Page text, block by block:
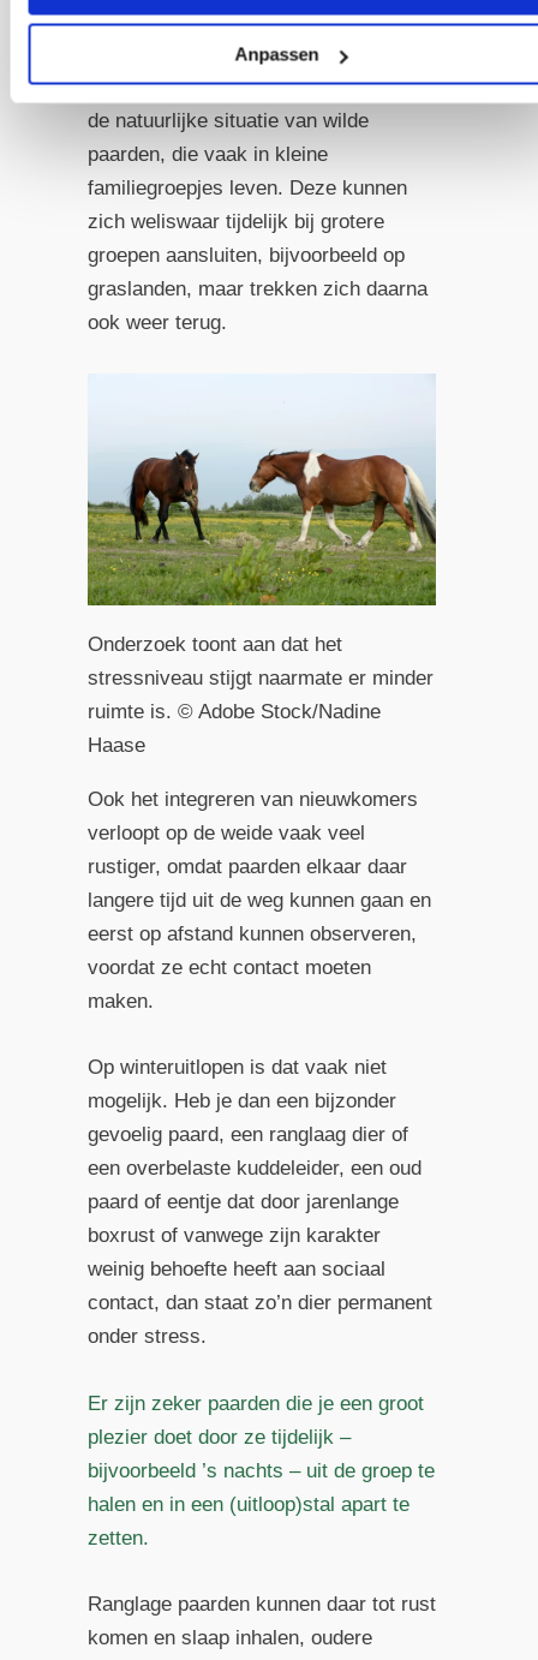
Anpassen
liever alleen, op zichtafstand van de
anderen. Zulke kleinschalige
verbanden komen meer overeen met
de natuurlijke situatie van wilde
paarden, die vaak in kleine
familiegroepjes leven. Deze kunnen
zich weliswaar tijdelijk bij grotere
groepen aansluiten, bijvoorbeeld op
graslanden, maar trekken zich daarna
ook weer terug.
Onderzoek toont aan dat het
stressniveau stijgt naarmate er minder
ruimte is. © Adobe Stock/Nadine
Haase
Ook het integreren van nieuwkomers
verloopt op de weide vaak veel
rustiger, omdat paarden elkaar daar
langere tijd uit de weg kunnen gaan en
eerst op afstand kunnen observeren,
voordat ze echt contact moeten
maken.
Op winteruitlopen is dat vaak niet
mogelijk. Heb je dan een bijzonder
gevoelig paard, een ranglaag dier of
een overbelaste kuddeleider, een oud
paard of eentje dat door jarenlange
boxrust of vanwege zijn karakter
weinig behoefte heeft aan sociaal
contact, dan staat zo’n dier permanent
onder stress.
Er zijn zeker paarden die je een groot
plezier doet door ze tijdelijk –
bijvoorbeeld ’s nachts – uit de groep te
halen en in een (uitloop)stal apart te
zetten.
Ranglage paarden kunnen daar tot rust
komen en slaap inhalen, oudere